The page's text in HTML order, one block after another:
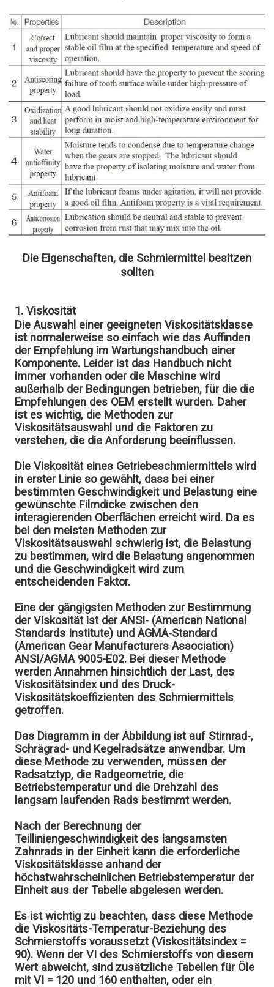
Die Eigenschaften, die Schmiermittel besitzen
sollten
1. Viskosität
Die Auswahl einer geeigneten Viskositätsklasse
ist normalerweise so einfach wie das Auffinden
der Empfehlung im Wartungshandbuch einer
Komponente. Leider ist das Handbuch nicht
immer vorhanden oder die Maschine wird
außerhalb der Bedingungen betrieben, für die die
Empfehlungen des OEM erstellt wurden. Daher
ist es wichtig, die Methoden zur
Viskositätsauswahl und die Faktoren zu
verstehen, die die Anforderung beeinflussen.
Die Viskosität eines Getriebeschmiermittels wird
in erster Linie so gewählt, dass bei einer
bestimmten Geschwindigkeit und Belastung eine
gewünschte Filmdicke zwischen den
interagierenden Oberflächen erreicht wird. Da es
bei den meisten Methoden zur
Viskositätsauswahl schwierig ist, die Belastung
zu bestimmen, wird die Belastung angenommen
und die Geschwindigkeit wird zum
entscheidenden Faktor.
Eine der gängigsten Methoden zur Bestimmung
der Viskosität ist der ANSI- (American National
Standards Institute) und AGMA-Standard
(American Gear Manufacturers Association)
ANSI/AGMA 9005-E02. Bei dieser Methode
werden Annahmen hinsichtlich der Last, des
Viskositätsindex und des Druck-
Viskositätskoeffizienten des Schmiermittels
getroffen.
Das Diagramm in der Abbildung ist auf Stirnrad-,
Schrägrad- und Kegelradsätze anwendbar. Um
diese Methode zu verwenden, müssen der
Radsatztyp, die Radgeometrie, die
Betriebstemperatur und die Drehzahl des
langsam laufenden Rads bestimmt werden.
Nach der Berechnung der
Teilliniengeschwindigkeit des langsamsten
Zahnrads in der Einheit kann die erforderliche
Viskositätsklasse anhand der
höchstwahrscheinlichen Betriebstemperatur der
Einheit aus der Tabelle abgelesen werden.
Es ist wichtig zu beachten, dass diese Methode
die Viskositäts-Temperatur-Beziehung des
Schmierstoffs voraussetzt (Viskositätsindex =
90). Wenn der VI des Schmierstoffs von diesem
Wert abweicht, sind zusätzliche Tabellen für Öle
mit VI = 120 und 160 enthalten, oder ein